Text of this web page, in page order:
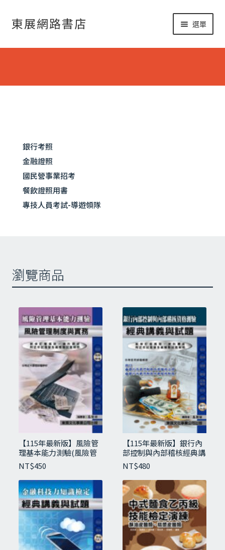
跳
至
跳
至
東展網路書店 選單
銀行考照
金融證照
國民營事業招考
餐飲證照用書
專技人員考試-導遊領隊
瀏覽商品
【115年最新版】風險管
理基本能力測驗(風險管
理制度與實務)
NT$450
【115年最新版】銀行內
部控制與內部稽核經典講
義
NT$480